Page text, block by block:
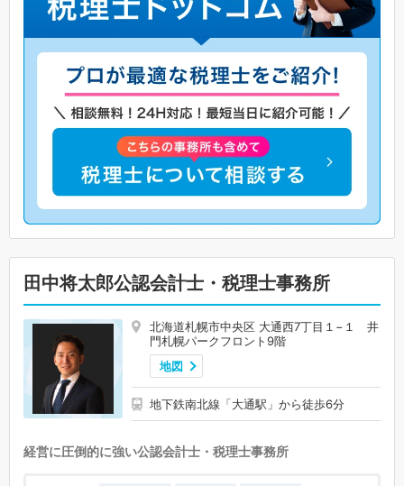
田中将太郎公認会計士・税理士事務所
北海道札幌市中央区 大通西7丁目１−１ 井
門札幌パークフロント9階
地図
地下鉄南北線「大通駅」から徒歩6分
経営に圧倒的に強い公認会計士・税理士事務所